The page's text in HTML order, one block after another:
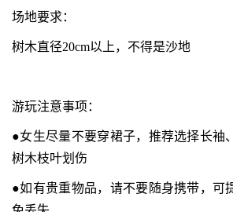
场地要求：
树木直径20cm以上，不得是沙地
游玩注意事项：
●女生尽量不要穿裙子，推荐选择长袖
树木枝叶划伤
●如有贵重物品，请不要随身携带，可